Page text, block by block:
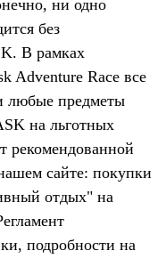
ни одно
без
В рамках
Adventure Race все
любые предметы
на льготных
рекомендованной
сайте: покупки
отдых" на
подробности на